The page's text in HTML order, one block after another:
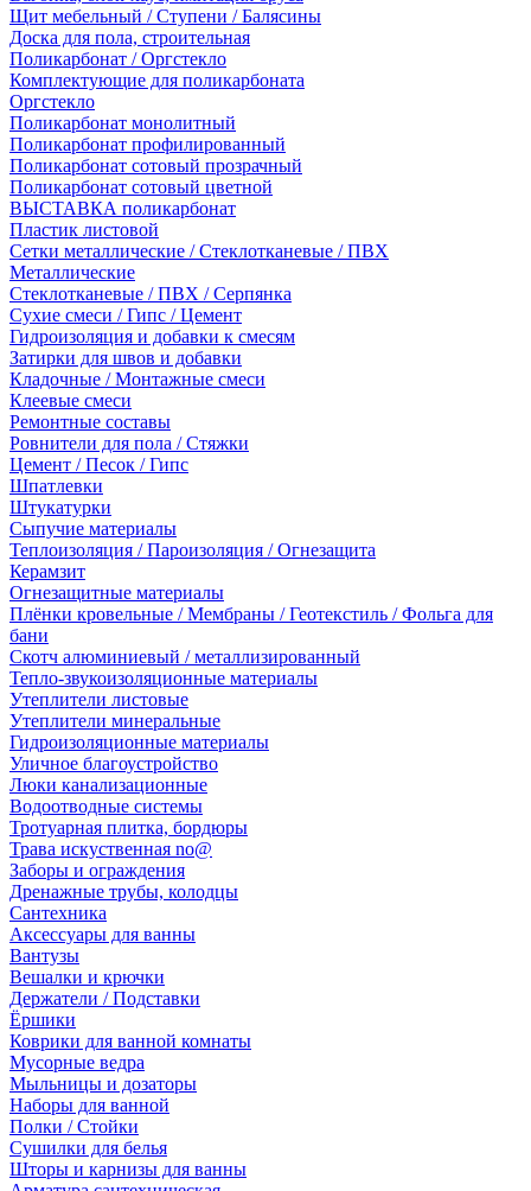
Щит мебельный / Ступени / Балясины
Доска для пола, строительная
Поликарбонат / Оргстекло
Комплектующие для поликарбоната
Оргстекло
Поликарбонат монолитный
Поликарбонат профилированный
Поликарбонат сотовый прозрачный
Поликарбонат сотовый цветной
ВЫСТАВКА поликарбонат
Пластик листовой
Сетки металлические / Стеклотканевые / ПВХ
Металлические
Стеклотканевые / ПВХ / Серпянка
Сухие смеси / Гипс / Цемент
Гидроизоляция и добавки к смесям
Затирки для швов и добавки
Кладочные / Монтажные смеси
Клеевые смеси
Ремонтные составы
Ровнители для пола / Стяжки
Цемент / Песок / Гипс
Шпатлевки
Штукатурки
Сыпучие материалы
Теплоизоляция / Пароизоляция / Огнезащита
Керамзит
Огнезащитные материалы
Плёнки кровельные / Мембраны / Геотекстиль / Фольга для
бани
Скотч алюминиевый / металлизированный
Тепло-звукоизоляционные материалы
Утеплители листовые
Утеплители минеральные
Гидроизоляционные материалы
Уличное благоустройство
Люки канализационные
Водоотводные системы
Тротуарная плитка, бордюры
Трава искуственная no@
Заборы и ограждения
Дренажные трубы, колодцы
Сантехника
Аксессуары для ванны
Вантузы
Вешалки и крючки
Держатели / Подставки
Ёршики
Коврики для ванной комнаты
Мусорные ведра
Мыльницы и дозаторы
Наборы для ванной
Полки / Стойки
Сушилки для белья
Шторы и карнизы для ванны